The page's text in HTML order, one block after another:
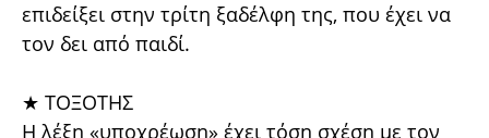
επιδείξει στην τρίτη ξαδέλφη της, που έχει να
τον δει από παιδί.
★ ΤΟΞΟΤΗΣ
Η λέξη «υποχρέωση» έχει τόση σχέση με τον